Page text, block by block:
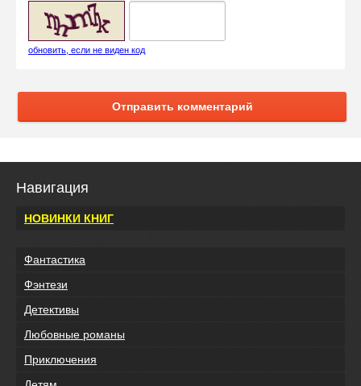
обновить, если не виден код
Отправить комментарий
Навигация
НОВИНКИ КНИГ
Фантастика
Фэнтези
Детективы
Любовные романы
Приключения